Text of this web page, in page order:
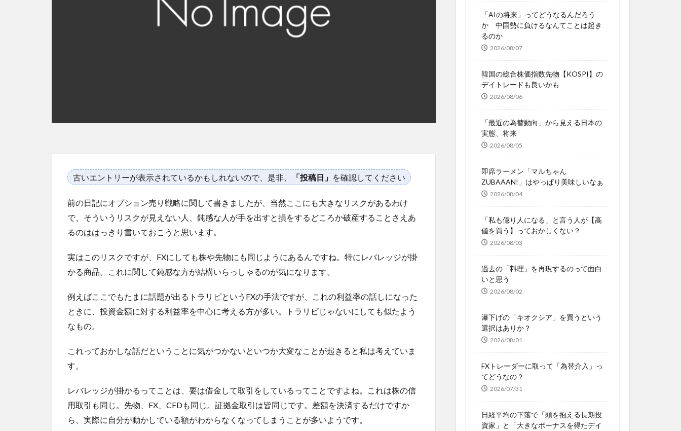
古いエントリーが表示されているかもしれないので、是非、 「投稿日」 を確認してください
前の日記にオプション売り戦略に関して書きましたが、当然ここにも大きなリスクがあるわけ
で、そういうリスクが見えない人、鈍感な人が手を出すと損をするどころか破産することさえあ
るのははっきり書いておこうと思います。
実はこのリスクですが、FXにしても株や先物にも同じようにあるんですね。特にレバレッジが掛
かる商品。これに関して鈍感な方が結構いらっしゃるのが気になります。
例えばここでもたまに話題が出るトラリピというFXの手法ですが、これの利益率の話しになった
ときに、投資金額に対する利益率を中心に考える方が多い。トラリピじゃないにしても似たよう
なもの。
これっておかしな話だということに気がつかないといつか大変なことが起きると私は考えていま
す。
レバレッジが掛かるってことは、要は借金して取引をしているってことですよね。これは株の信
用取引も同じ。先物、FX、CFDも同じ。証拠金取引は皆同じです。差額を決済するだけですか
ら、実際に自分が動かしている額がわからなくなってしまうことが多いようです。
「AIの将来」ってどうなるんだろう
か 中国勢に負けるなんてことは起き
るのか
2026/08/07
韓国の総合株価指数先物【KOSPI】の
デイトレードも良いかも
2026/08/06
「最近の為替動向」から見える日本の
実態、将来
2026/08/05
即席ラーメン「マルちゃん
ZUBAAAN!」はやっぱり美味しいなぁ
2026/08/04
「私も億り人になる」と言う人が【高
値を買う】っておかしくない？
2026/08/03
過去の「料理」を再現するのって面白
いと思う
2026/08/02
瀑下げの「キオクシア」を買うという
選択はありか？
2026/08/01
FXトレーダーに取って「為替介入」っ
てどうなの？
2026/07/31
日経平均の下落で「頭を抱える長期投
資家」と「大きなボーナスを得たデイ